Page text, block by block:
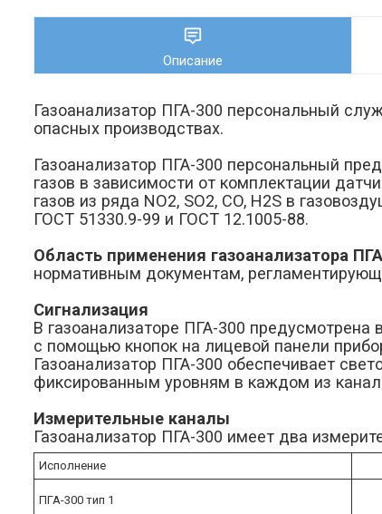
Описание
Газоанализатор ПГА-300 персональный
опасных производствах.
Газоанализатор ПГА-300 персональный
газов в зависимости от комплектации
газов из ряда NO2, SO2, CO, H2S в
ГОСТ 51330.9-99 и ГОСТ 12.1005-88.
Область применения газоанализатора
нормативным документам,
Сигнализация
В газоанализаторе ПГА-300 предусмотрена
с помощью кнопок на лицевой панели
Газоанализатор ПГА-300 обеспечивает
фиксированным уровням в каждом из
Измерительные каналы
Газоанализатор ПГА-300 имеет два
Исполнение
ПГА-300 тип 1